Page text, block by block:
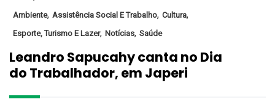
Ambiente, Assistência Social E Trabalho, Cultura,
Esporte, Turismo E Lazer, Notícias, Saúde
Leandro Sapucahy canta no Dia
do Trabalhador, em Japeri